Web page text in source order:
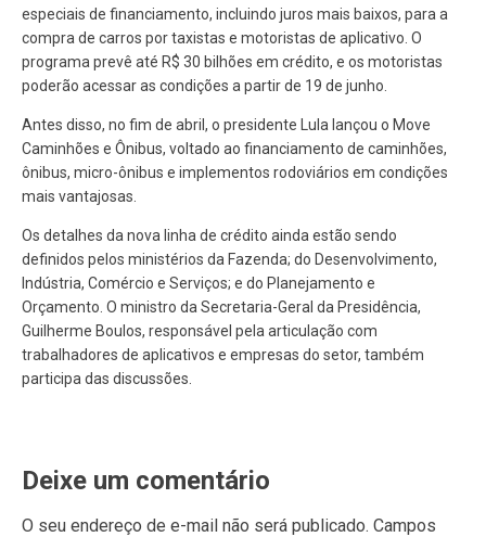
especiais de financiamento, incluindo juros mais baixos, para a
compra de carros por taxistas e motoristas de aplicativo. O
programa prevê até R$ 30 bilhões em crédito, e os motoristas
poderão acessar as condições a partir de 19 de junho.
Antes disso, no fim de abril, o presidente Lula lançou o Move
Caminhões e Ônibus, voltado ao financiamento de caminhões,
ônibus, micro-ônibus e implementos rodoviários em condições
mais vantajosas.
Os detalhes da nova linha de crédito ainda estão sendo
definidos pelos ministérios da Fazenda; do Desenvolvimento,
Indústria, Comércio e Serviços; e do Planejamento e
Orçamento. O ministro da Secretaria-Geral da Presidência,
Guilherme Boulos, responsável pela articulação com
trabalhadores de aplicativos e empresas do setor, também
participa das discussões.
Deixe um comentário
O seu endereço de e-mail não será publicado. Campos